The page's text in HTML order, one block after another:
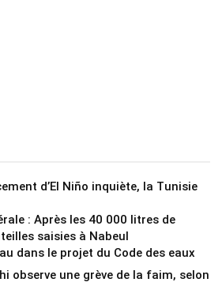
d’El Niño inquiète, la Tunisie
: Après les 40 000 litres de
saisies à Nabeul
dans le projet du Code des eaux
observe une grève de la faim, selon